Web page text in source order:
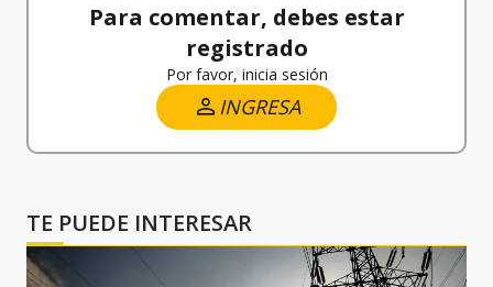
Para comentar, debes estar
registrado
Por favor, inicia sesión
INGRESA
TE PUEDE INTERESAR